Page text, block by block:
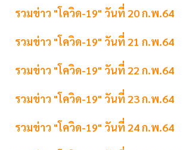
รวมข่าว "โควิด-19" วันที่ 20 ก.พ.64
รวมข่าว "โควิด-19" วันที่ 21 ก.พ.64
รวมข่าว "โควิด-19" วันที่ 22 ก.พ.64
รวมข่าว "โควิด-19" วันที่ 23 ก.พ.64
รวมข่าว "โควิด-19" วันที่ 24 ก.พ.64